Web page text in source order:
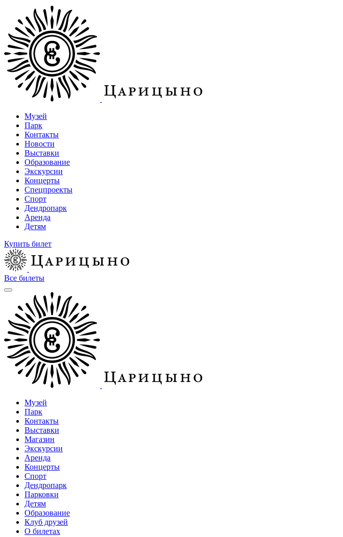
Музей
Парк
Контакты
Новости
Выставки
Образование
Экскурсии
Концерты
Спецпроекты
Спорт
Дендропарк
Аренда
Детям
Купить билет
Все билеты
Музей
Парк
Контакты
Выставки
Магазин
Экскурсии
Аренда
Концерты
Спорт
Дендропарк
Парковки
Детям
Образование
Клуб друзей
О билетах